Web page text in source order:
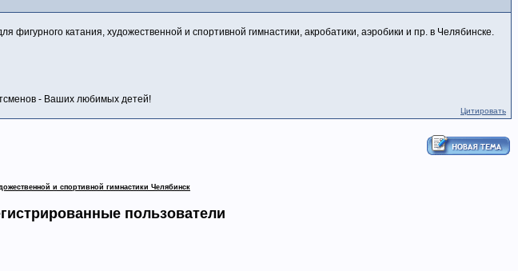
фигурного катания, художественной и спортивной гимнастики, акробатики, аэробики и пр. в Челябинске.
- Ваших любимых детей!
Цитировать
и спортивной гимнастики Челябинск
пользователи